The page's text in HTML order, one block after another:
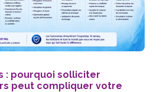
: pourquoi solliciter
peut compliquer votre